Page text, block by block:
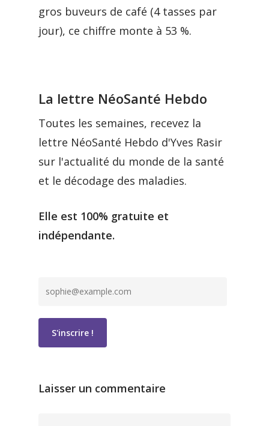
gros buveurs de café (4 tasses par
jour), ce chiffre monte à 53 %.
La lettre NéoSanté Hebdo
Toutes les semaines, recevez la
lettre NéoSanté Hebdo d'Yves Rasir
sur l'actualité du monde de la santé
et le décodage des maladies.
Elle est 100% gratuite et
indépendante.
Laisser un commentaire